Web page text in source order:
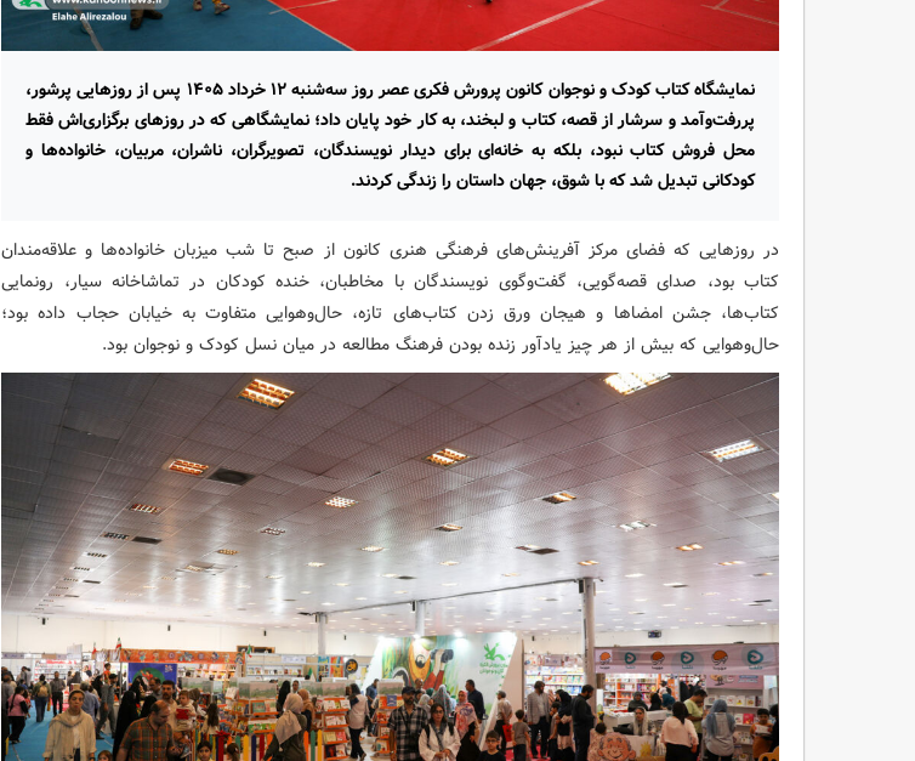
نمایشگاه کتاب کودک و نوجوان کانون پرورش فکری عصر روز سه‌شنبه ۱۲ خرداد ۱۴۰۵ پس از روزهایی پرشور،
پررفت‌وآمد و سرشار از قصه، کتاب و لبخند، به کار خود پایان داد؛ نمایشگاهی که در روزهای برگزاری‌اش فقط
محل فروش کتاب نبود، بلکه به خانه‌ای برای دیدار نویسندگان، تصویرگران، ناشران، مربیان، خانواده‌ها و
کودکانی تبدیل شد که با شوق، جهان داستان را زندگی کردند.
در روزهایی که فضای مرکز آفرینش‌های فرهنگی هنری کانون از صبح تا شب میزبان خانواده‌ها و علاقه‌مندان
کتاب بود، صدای قصه‌گویی، گفت‌وگوی نویسندگان با مخاطبان، خنده کودکان در تماشاخانه سیار، رونمایی
کتاب‌ها، جشن امضاها و هیجان ورق زدن کتاب‌های تازه، حال‌وهوایی متفاوت به خیابان حجاب داده بود؛
حال‌وهوایی که بیش از هر چیز یادآور زنده بودن فرهنگ مطالعه در میان نسل کودک و نوجوان بود.